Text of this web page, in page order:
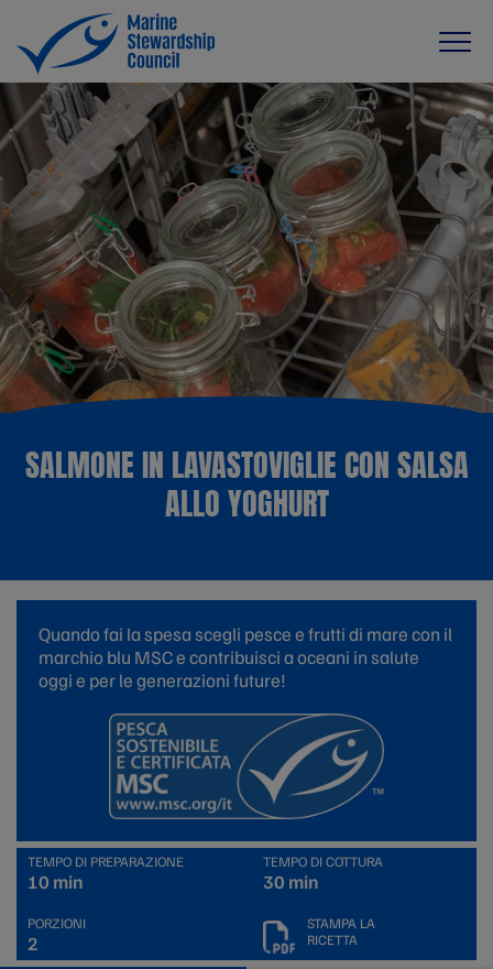
SALMONE IN LAVASTOVIGLIE CON SALSA
ALLO YOGHURT
Quando fai la spesa scegli pesce e frutti di mare con il
marchio blu MSC e contribuisci a oceani in salute
oggi e per le generazioni future!
TEMPO DI PREPARAZIONE
10 min
TEMPO DI COTTURA
30 min
PORZIONI
2
STAMPA LA
RICETTA